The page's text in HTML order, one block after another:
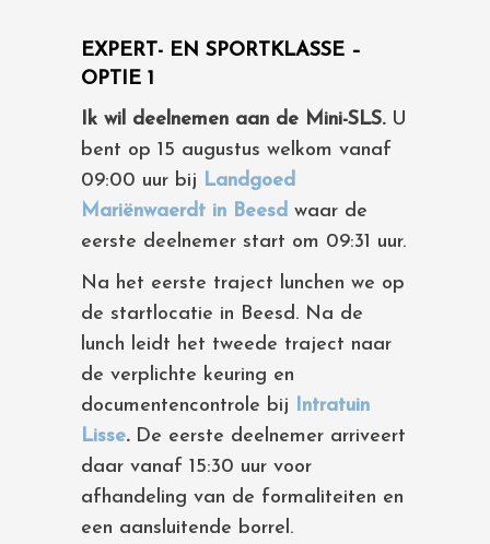
EXPERT- EN SPORTKLASSE –
OPTIE 1
Ik wil deelnemen aan de Mini-SLS. U
bent op 15 augustus welkom vanaf
09:00 uur bij Landgoed
Mariënwaerdt in Beesd waar de
eerste deelnemer start om 09:31 uur.
Na het eerste traject lunchen we op
de startlocatie in Beesd. Na de
lunch leidt het tweede traject naar
de verplichte keuring en
documentencontrole bij Intratuin
Lisse. De eerste deelnemer arriveert
daar vanaf 15:30 uur voor
afhandeling van de formaliteiten en
een aansluitende borrel.